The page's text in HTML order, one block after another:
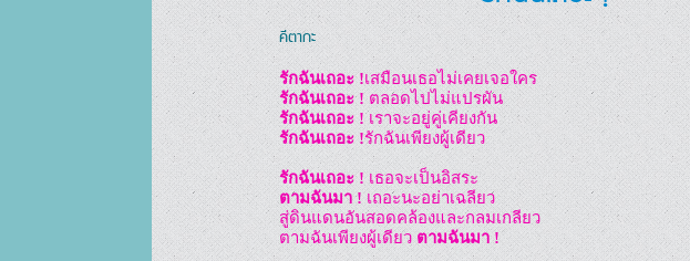
คีตากะ
รักฉันเถอะ !
รักฉันเถอะ !
รักฉันเถอะ !
รักฉันเถอะ !รักฉันเพียงผู้เดียว
รักฉันเถอะ !
ตามฉันมา ! เถอะนะอย่าเฉลียว
สู่ดินแดนอันสอดคล้องและกลมเกลียว
ตามฉันเพียงผู้เดียว ตามฉันมา !